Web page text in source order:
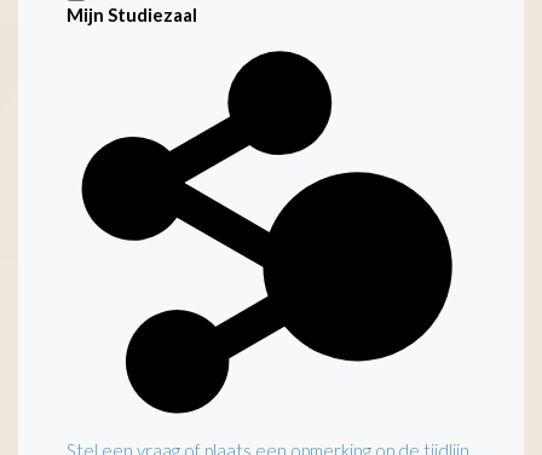
Mijn Studiezaal
Stel een vraag of plaats een opmerking op de tijdlijn